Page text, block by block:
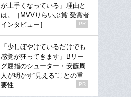
が上手くなっている」理由と
は。［MVVりらいぶ賞 受賞者
インタビュー］
PR
「少しぼやけているだけでも
感覚が狂ってきます」Bリー
グ屈指のシューター・安藤周
人が明かす“見える”ことの重
要性
PR